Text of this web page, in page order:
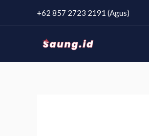
+62 857 2723 2191 (Agus)